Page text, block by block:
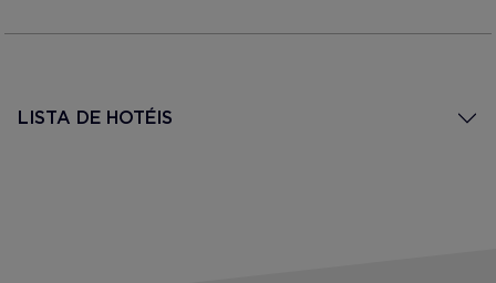
LISTA DE HOTÉIS